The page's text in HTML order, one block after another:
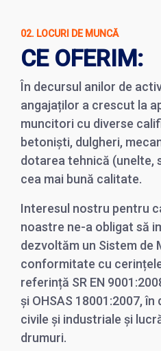
02. LOCURI DE MUNCĂ
CE OFERIM:
În decursul anilor de
angajaților a crescut la
muncitori cu diverse
betoniști, dulgheri,
dotarea tehnică (unelte,
cea mai bună calitate.
Interesul nostru pentru
noastre ne-a obligat să
dezvoltăm un Sistem de
conformitate cu
referință SR EN
și OHSAS 18001:2007,
civile și industriale și
drumuri.